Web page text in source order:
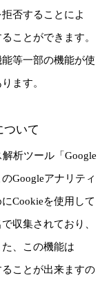
否することによ
ことができます。
等一部の機能が使
ます。
ついて
析ツール「Google
Googleアナリティ
Cookieを使用して
収集されており、
、この機能は
ことが出来ますの